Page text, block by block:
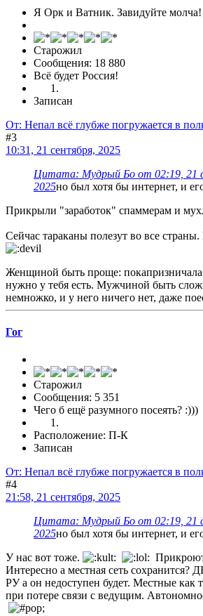
Я Орк и Ватник. Завидуйте молча!
Старожил
Сообщения: 18 880
Всё будет Россия!
Записан
От: Непал всё глубже погружается в
#3
10:31, 21 сентября, 2025
Цитата: Мудрый Бo от 02:19, 21
2025но был хотя бы интернет, и
Прикрыли "заработок" спаммерам и
Сейчас тараканы полезут во все
Женщиной быть проще: покапризничала
нужно у тебя есть. Мужчиной быть
немножко, и у него ничего нет, даже
Гог
Старожил
Сообщения: 5 351
Чего б ещё разумного посеять? :)))
Расположение: П-К
Записан
От: Непал всё глубже погружается в
#4
21:58, 21 сентября, 2025
Цитата: Мудрый Бo от 02:19, 21
2025но был хотя бы интернет, и
У нас вот тоже.
Интересно а местная сеть сохранится?
РУ а он недоступен будет. Местные как
при потере связи с ведущим.